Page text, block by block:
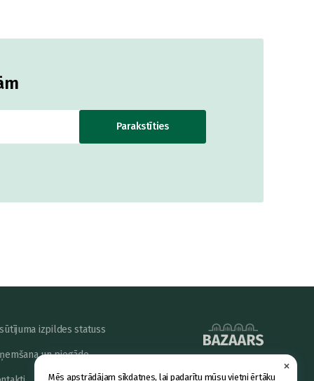
×
Mēs apstrādājam sīkdatnes, lai padarītu mūsu vietni ērtāku
Parakstīties
izpildes statuss
un piegāde